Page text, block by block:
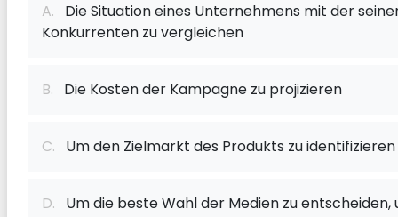
A. Die Situation eines Unternehmens mit der
Konkurrenten zu vergleichen
B. Die Kosten der Kampagne zu projizieren
C. Um den Zielmarkt des Produkts zu identifizieren
D. Um die beste Wahl der Medien zu entscheiden,